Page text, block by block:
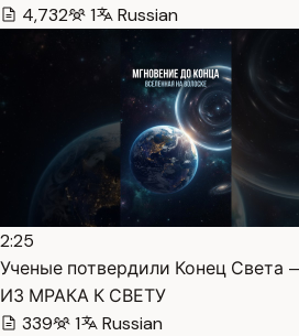
4,732
1 Russian
2:25
Ученые потвердили Конец Света
ИЗ МРАКА К СВЕТУ
339
1 Russian